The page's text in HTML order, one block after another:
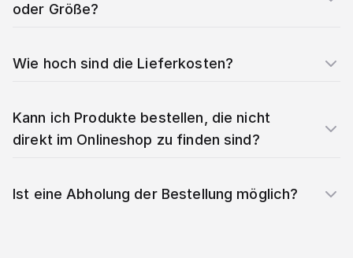
oder Größe?
Wie hoch sind die Lieferkosten?
Kann ich Produkte bestellen, die nicht
direkt im Onlineshop zu finden sind?
Ist eine Abholung der Bestellung möglich?